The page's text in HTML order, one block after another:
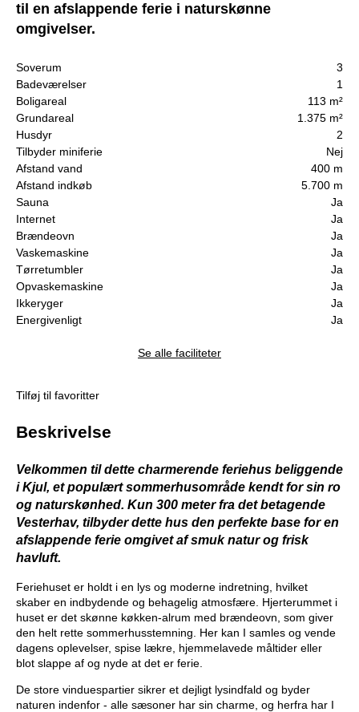
til en afslappende ferie i naturskønne
omgivelser.
Soverum
3
Badeværelser
1
Boligareal
113 m²
Grundareal
1.375 m²
Husdyr
2
Tilbyder miniferie
Nej
Afstand vand
400 m
Afstand indkøb
5.700 m
Sauna
Ja
Internet
Ja
Brændeovn
Ja
Vaskemaskine
Ja
Tørretumbler
Ja
Opvaskemaskine
Ja
Ikkeryger
Ja
Energivenligt
Ja
Se alle faciliteter
Tilføj til favoritter
Beskrivelse
Velkommen til dette charmerende feriehus beliggende
i Kjul, et populært sommerhusområde kendt for sin ro
og naturskønhed. Kun 300 meter fra det betagende
Vesterhav, tilbyder dette hus den perfekte base for en
afslappende ferie omgivet af smuk natur og frisk
havluft.
Feriehuset er holdt i en lys og moderne indretning, hvilket
skaber en indbydende og behagelig atmosfære. Hjerterummet i
huset er det skønne køkken-alrum med brændeovn, som giver
den helt rette sommerhusstemning. Her kan I samles og vende
dagens oplevelser, spise lækre, hjemmelavede måltider eller
blot slappe af og nyde at det er ferie.
De store vinduespartier sikrer et dejligt lysindfald og byder
naturen indenfor - alle sæsoner har sin charme, og herfra har I